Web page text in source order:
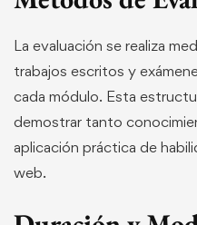
La evaluación se realiza
trabajos escritos y
cada módulo. Esta
demostrar tanto
aplicación práctica de
web.